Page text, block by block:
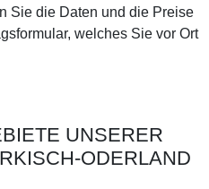
Sie die Daten und die Preise
welches Sie vor Ort
UNSERER
ODERLAND